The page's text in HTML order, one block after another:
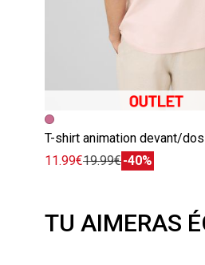
T-shirt animation devant/dos
11.99€19.99€-40%
TU AIMERAS